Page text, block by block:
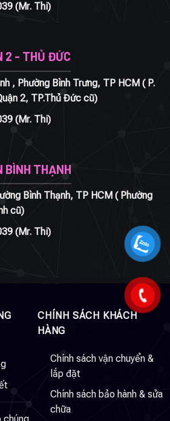
(Mr. Thi)
2 - THỦ ĐỨC
, Phường Bình Trưng, TP HCM ( P.
2, TP.Thủ Đức cũ)
(Mr. Thi)
BÌNH THẠNH
Bình Thạnh, TP HCM ( Phường
cũ)
(Mr. Thi)
CHÍNH SÁCH KHÁCH
HÀNG
Chính sách vận chuyển &
lắp đặt
Chính sách bảo hành & sửa
chữa